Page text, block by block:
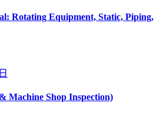
Rotating Equipment, Static, Piping,
Machine Shop Inspection)